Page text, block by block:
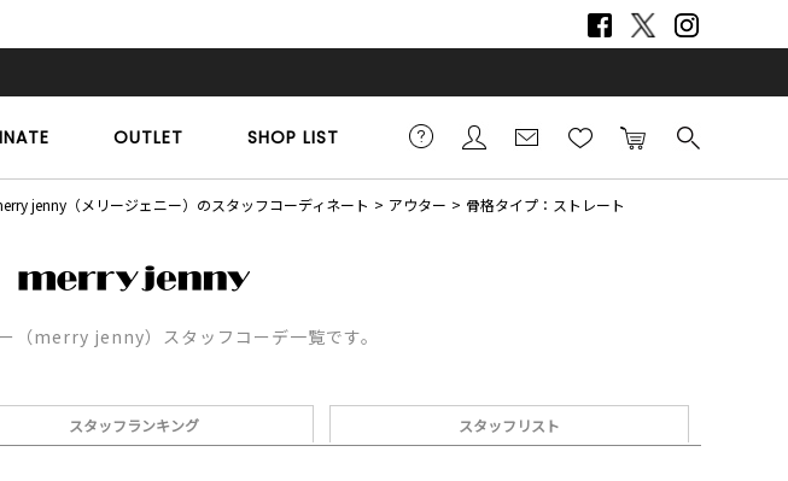
OUTLET SHOP LIST
jenny（メリージェニー）のスタッフコーディネート アウター 骨格タイプ：ストレート
（merry jenny）スタッフコーデ一覧です。
スタッフランキング スタッフリスト